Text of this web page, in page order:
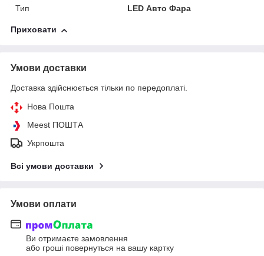
Тип
LED Авто Фара
Приховати
Умови доставки
Доставка здійснюється тільки по передоплаті.
Нова Пошта
Meest ПОШТА
Укрпошта
Всі умови доставки
Умови оплати
Ви отримаєте замовлення
або гроші повернуться на вашу картку